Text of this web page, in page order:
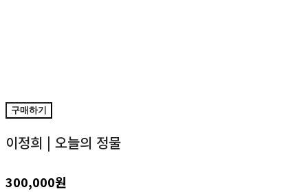
구매하기
이정희 | 오늘의 정물
300,000원